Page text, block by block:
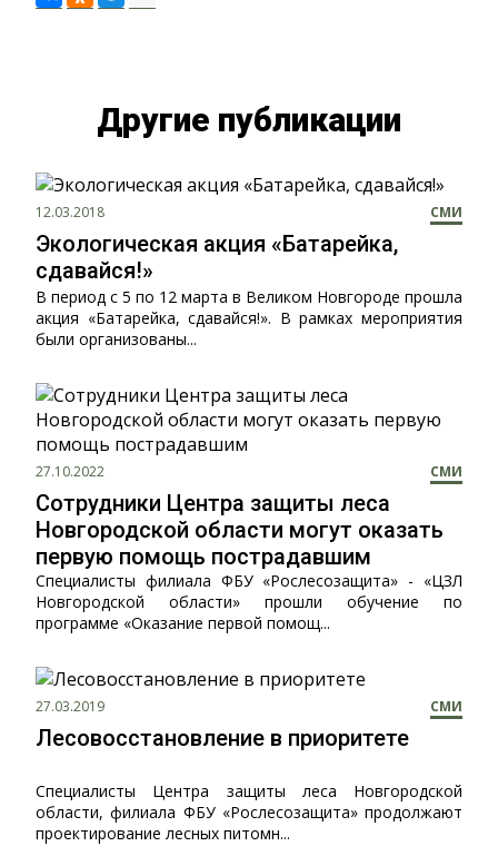
Другие публикации
12.03.2018 СМИ
Экологическая акция «Батарейка,
сдавайся!»
В период с 5 по 12 марта в Великом Новгороде прошла
акция «Батарейка, сдавайся!». В рамках мероприятия
были организованы...
27.10.2022 СМИ
Сотрудники Центра защиты леса
Новгородской области могут оказать
первую помощь пострадавшим
Специалисты филиала ФБУ «Рослесозащита» - «ЦЗЛ
Новгородской области» прошли обучение по
программе «Оказание первой помощ...
27.03.2019 СМИ
Лесовосстановление в приоритете
Специалисты Центра защиты леса Новгородской
области, филиала ФБУ «Рослесозащита» продолжают
проектирование лесных питомн...